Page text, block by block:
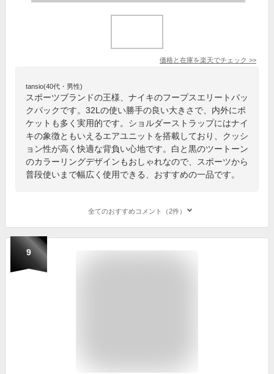
価格と在庫を楽天でチェック >>
tansio(40代・男性)
スポーツブランドの王様、ナイキのフープスエリートバッ
クパックです。32Lの使い勝手の良い大きさで、内外にポ
ケットも多く実用的です。ショルダーストラップにはナイ
キの象徴ともいえるエアユニットを搭載しており、クッシ
ョン性が高く快適な背負い心地です。白と黒のツートーン
のカラーリングデザインもおしゃれなので、スポーツから
普段使いまで幅広く使用できる、おすすめの一品です。
全てのおすすめコメント（2件）
9